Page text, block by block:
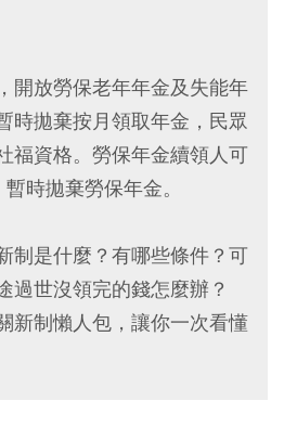
開放勞保老年年金及失能年
時拋棄按月領取年金，民眾
福資格。勞保年金續領人可
時拋棄勞保年金。
制是什麼？有哪些條件？可
過世沒領完的錢怎麼辦？
新制懶人包，讓你一次看懂